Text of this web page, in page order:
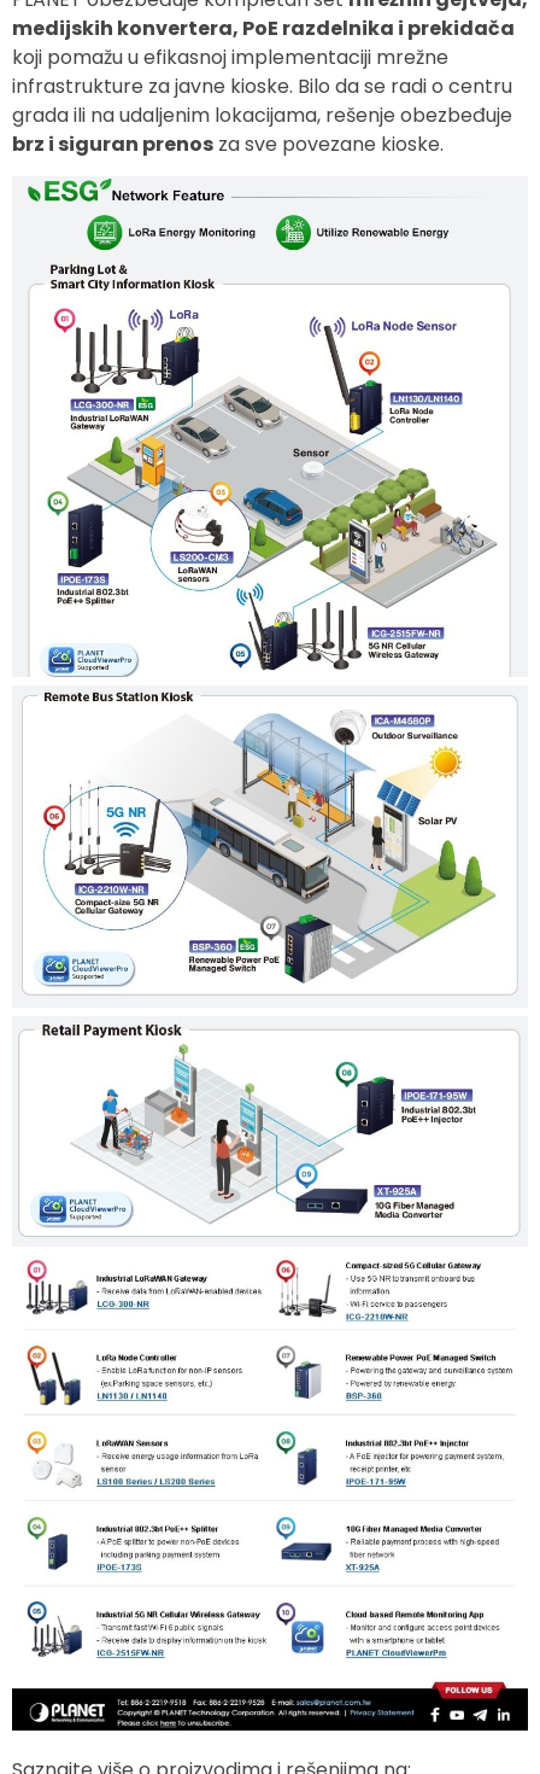
medijskih konvertera, PoE razdelnika i prekidača
koji pomažu u efikasnoj implementaciji mrežne
infrastrukture za javne kioske. Bilo da se radi o centru
grada ili na udaljenim lokacijama, rešenje obezbeđuje
brz i siguran prenos za sve povezane kioske.